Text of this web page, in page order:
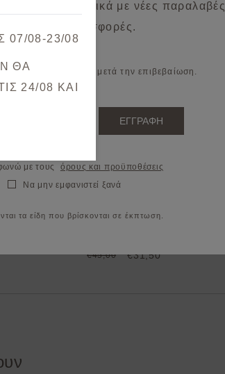
€45,00 €31,50
σχετικά με νέες παραλαβές
μοναδικές προσφορές.
στο email σας μετά την επιβεβαίωση.
ΕΓΓΡΑΦΗ
με τους
όρους και προϋποθέσεις
Να μην εμφανιστεί ξανά
τα είδη που βρίσκονται σε έκπτωση.
07/08-23/08
ΘΑ
24/08 KAI